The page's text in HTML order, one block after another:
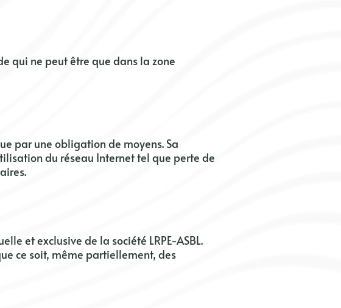
qui ne peut être que dans la zone
par une obligation de moyens. Sa
du réseau Internet tel que perte de
et exclusive de la société LRPE-ASBL.
ce soit, même partiellement, des